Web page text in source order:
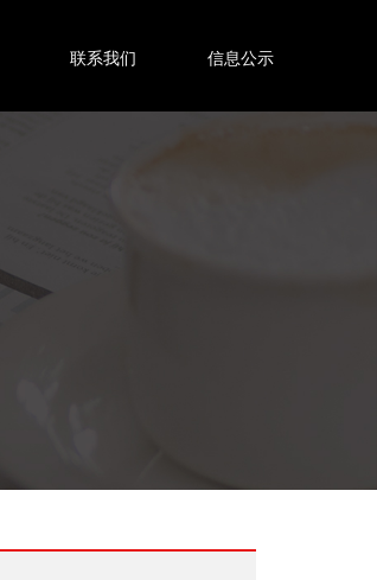
联系我们 信息公示